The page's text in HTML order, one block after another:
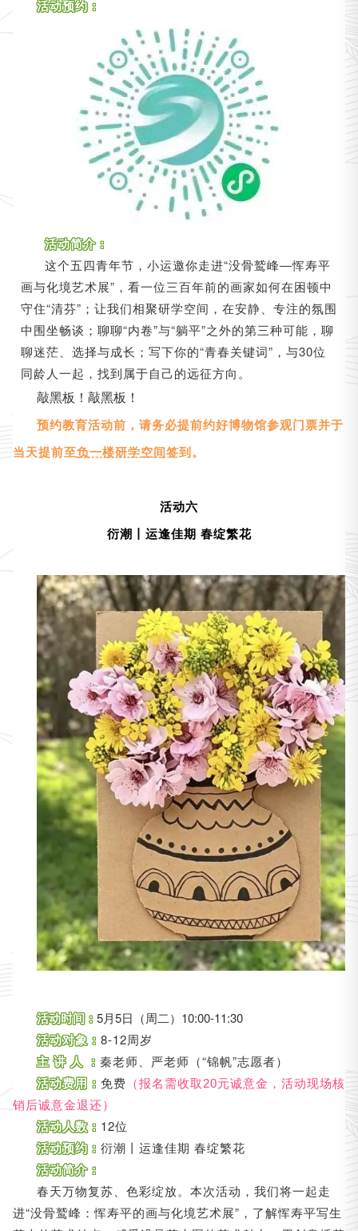
活动预约：
活动简介：
这个五四青年节，小运邀你走进“没骨鹫峰—恽寿平
画与化境艺术展”，看一位三百年前的画家如何在困顿中
守住“清芬”；让我们相聚研学空间，在安静、专注的氛围
中围坐畅谈；聊聊“内卷”与“躺平”之外的第三种可能，聊
聊迷茫、选择与成长；写下你的“青春关键词”，与30位
同龄人一起，找到属于自己的远征方向。
敲黑板！敲黑板！
预约教育活动前，请务必提前约好博物馆参观门票并于
当天提前至负一楼研学空间签到。
活动六
衍潮丨运逢佳期 春绽繁花
活动时间： 5月5日（周二）10:00-11:30
活动对象： 8-12周岁
主 讲 人 ： 秦老师、严老师（“锦帆”志愿者）
活动费用： 免费 （报名需收取20元诚意金，活动现场核
销后诚意金退还）
活动人数： 12位
活动预约： 衍潮丨运逢佳期 春绽繁花
活动简介：
春天万物复苏、色彩绽放。本次活动，我们将一起走
进“没骨鹫峰：恽寿平的画与化境艺术展”，了解恽寿平写生